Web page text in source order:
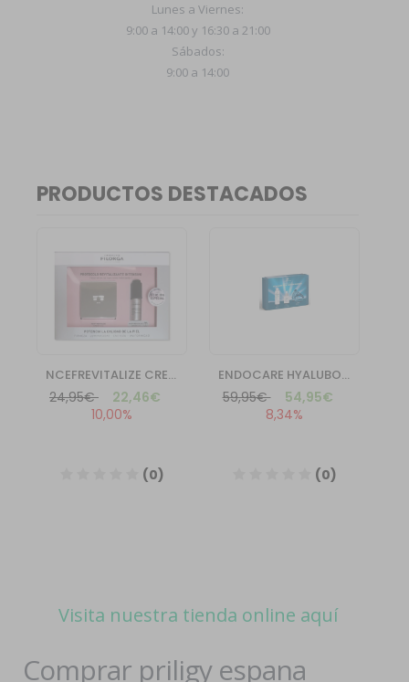
Lunes a Viernes:
9:00 a 14:00 y 16:30 a 21:00
Sábados:
9:00 a 14:00
Visita nuestra tienda online aquí
Comprar priligy espana